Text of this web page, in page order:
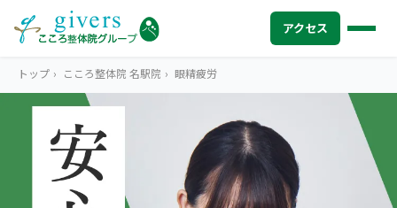
アクセス
HOME トップ
SYMPTOMS 症状から探す
トップ › こころ整体院 名駅院 › 眼精疲労